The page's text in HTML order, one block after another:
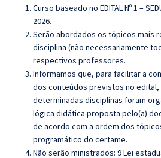
Curso baseado no EDITAL Nº 1 –
2026.
Serão abordados os tópicos mais
disciplina (não necessariamente
respectivos professores.
Informamos que, para facilitar a
dos conteúdos previstos no edital,
determinadas disciplinas foram
lógica didática proposta pelo(a)
de acordo com a ordem dos
programático do certame.
Não serão ministrados: 9 Lei